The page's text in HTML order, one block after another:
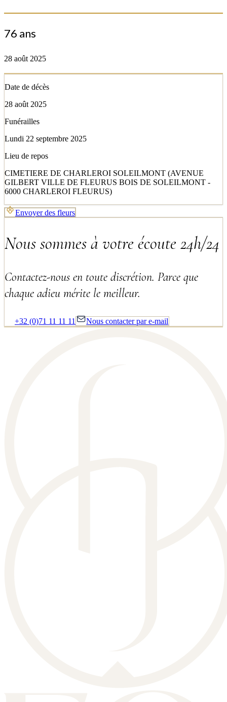
76 ans
28 août 2025
Date de décès
28 août 2025
Funérailles
Lundi 22 septembre 2025
Lieu de repos
CIMETIERE DE CHARLEROI SOLEILMONT (AVENUE
GILBERT VILLE DE FLEURUS BOIS DE SOLEILMONT -
6000 CHARLEROI FLEURUS)
Envoyer des fleurs
Nous sommes à votre écoute 24h/24
Contactez-nous en toute discrétion. Parce que
chaque adieu mérite le meilleur.
+32 (0)71 11 11 11 Nous contacter par e-mail